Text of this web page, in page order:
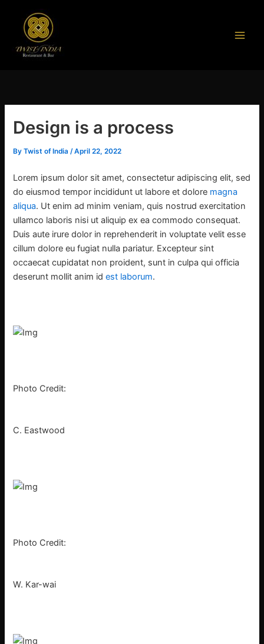
content
Design is a process
ByTwist of India/April 22, 2022
Lorem ipsum dolor sit amet, consectetur adipiscing elit, sed
do eiusmod tempor incididunt ut labore et dolore magna
aliqua. Ut enim ad minim veniam, quis nostrud exercitation
ullamco laboris nisi ut aliquip ex ea commodo consequat.
Duis aute irure dolor in reprehenderit in voluptate velit esse
cillum dolore eu fugiat nulla pariatur. Excepteur sint
occaecat cupidatat non proident, sunt in culpa qui officia
deserunt mollit anim idest laborum.
Photo Credit:
C. Eastwood
Photo Credit:
W. Kar-wai